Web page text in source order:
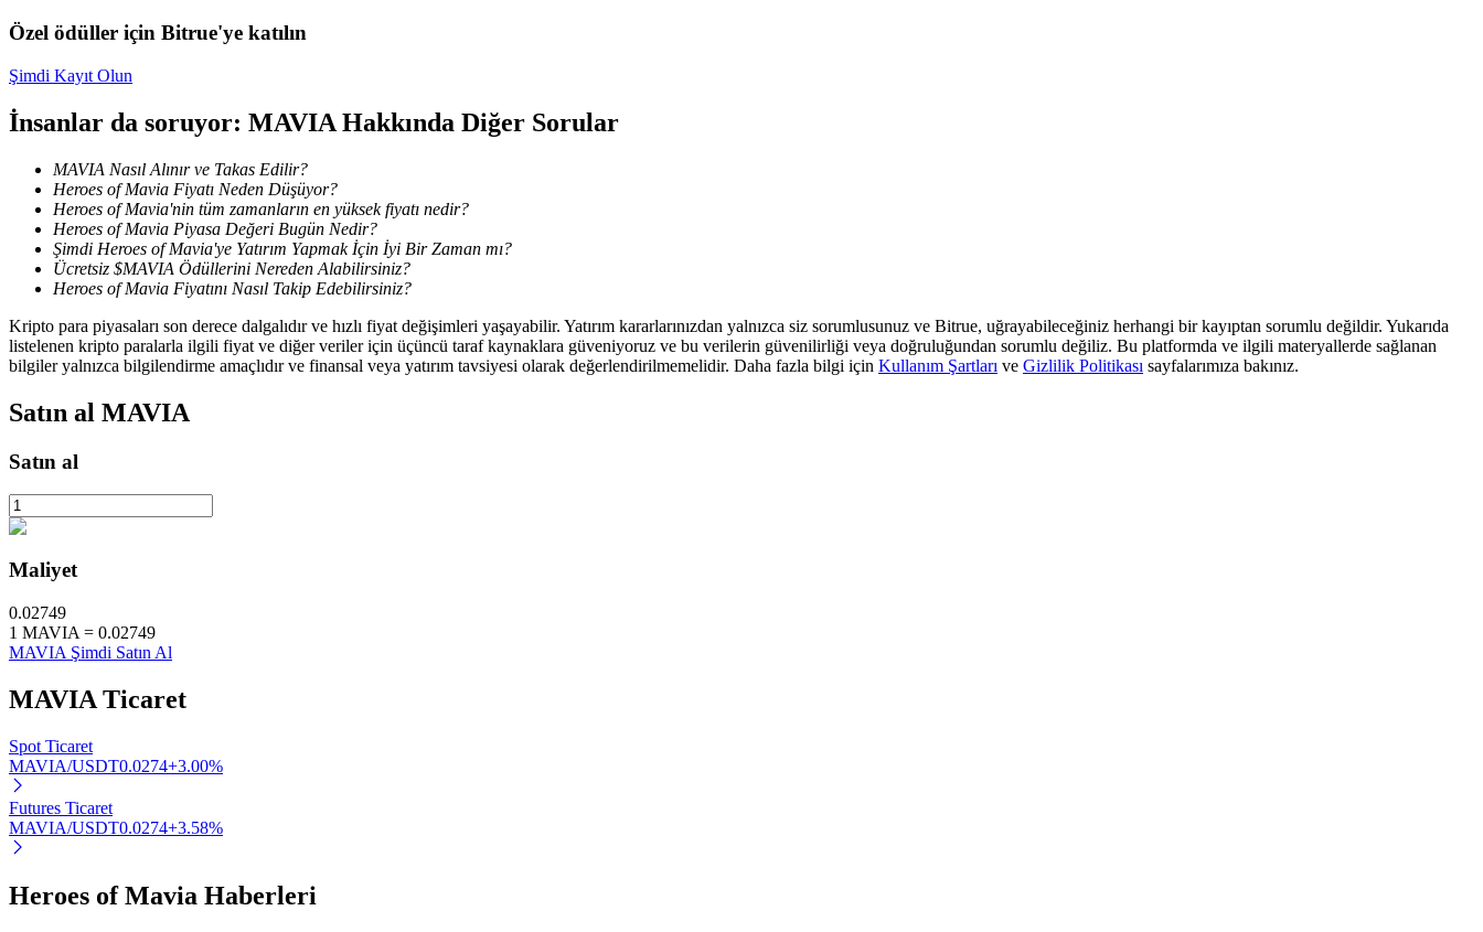
Power Piggy
Günlük rekabetçi ödüller kazanın
Staking
Yüksek getiri ve anında erişim
Popüler token'lar kazanmak için esnek staking
Özel ödüller için Bitrue'ye katılın
Şimdi Kayıt Olun
İnsanlar da soruyor: MAVIA Hakkında Diğer Sorular
MAVIA Nasıl Alınır ve Takas Edilir?
Heroes of Mavia Fiyatı Neden Düşüyor?
Heroes of Mavia'nin tüm zamanların en yüksek fiyatı nedir?
Heroes of Mavia Piyasa Değeri Bugün Nedir?
Şimdi Heroes of Mavia'ye Yatırım Yapmak İçin İyi Bir Zaman mı?
Ücretsiz $MAVIA Ödüllerini Nereden Alabilirsiniz?
Heroes of Mavia Fiyatını Nasıl Takip Edebilirsiniz?
Kripto para piyasaları son derece dalgalıdır ve hızlı fiyat değişimleri yaşayabilir. Yatırım kararlarınızdan yalnızca siz sorumlusunuz ve Bitrue, uğrayabileceğiniz herhangi bir kayıptan sorumlu değildir. Yukarıda
listelenen kripto paralarla ilgili fiyat ve diğer veriler için üçüncü taraf kaynaklara güveniyoruz ve bu verilerin güvenilirliği veya doğruluğundan sorumlu değiliz. Bu platformda ve ilgili materyallerde sağlanan
bilgiler yalnızca bilgilendirme amaçlıdır ve finansal veya yatırım tavsiyesi olarak değerlendirilmemelidir. Daha fazla bilgi için Kullanım Şartları ve Gizlilik Politikası sayfalarımıza bakınız.
Satın al MAVIA
Satın al
Maliyet
0.02749
1 MAVIA = 0.02749
MAVIA Şimdi Satın Al
MAVIA Ticaret
Spot Ticaret
MAVIA/USDT0.0274+3.00%
Futures Ticaret
MAVIA/USDT0.0274+3.58%
Heroes of Mavia Haberleri